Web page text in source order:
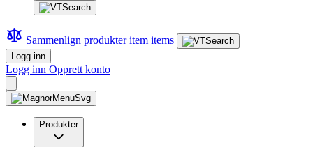
Sammenlign produkteritem items
Logg inn
Logg inn Opprett konto
Produkter